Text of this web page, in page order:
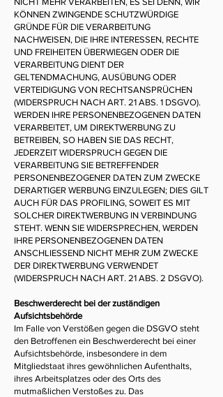
KÖNNEN ZWINGENDE SCHUTZWÜRDIGE
GRÜNDE FÜR DIE VERARBEITUNG
NACHWEISEN, DIE IHRE INTERESSEN, RECHTE
UND FREIHEITEN ÜBERWIEGEN ODER DIE
VERARBEITUNG DIENT DER
GELTENDMACHUNG, AUSÜBUNG ODER
VERTEIDIGUNG VON RECHTSANSPRÜCHEN
(WIDERSPRUCH NACH ART. 21 ABS. 1 DSGVO).
WERDEN IHRE PERSONENBEZOGENEN DATEN
VERARBEITET, UM DIREKTWERBUNG ZU
BETREIBEN, SO HABEN SIE DAS RECHT,
JEDERZEIT WIDERSPRUCH GEGEN DIE
VERARBEITUNG SIE BETREFFENDER
PERSONENBEZOGENER DATEN ZUM ZWECKE
DERARTIGER WERBUNG EINZULEGEN; DIES GILT
AUCH FÜR DAS PROFILING, SOWEIT ES MIT
SOLCHER DIREKTWERBUNG IN VERBINDUNG
STEHT. WENN SIE WIDERSPRECHEN, WERDEN
IHRE PERSONENBEZOGENEN DATEN
ANSCHLIESSEND NICHT MEHR ZUM ZWECKE
DER DIREKTWERBUNG VERWENDET
(WIDERSPRUCH NACH ART. 21 ABS. 2 DSGVO).
Beschwerderecht bei der zuständigen
Aufsichtsbehörde
Im Falle von Verstößen gegen die DSGVO steht
den Betroffenen ein Beschwerderecht bei einer
Aufsichtsbehörde, insbesondere in dem
Mitgliedstaat ihres gewöhnlichen Aufenthalts,
ihres Arbeitsplatzes oder des Orts des
mutmaßlichen Verstoßes zu. Das